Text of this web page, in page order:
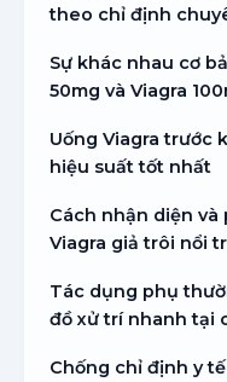
theo chỉ định
Sự khác nhau cơ
50mg và Viagra
Uống Viagra trước
hiệu suất tốt nhất
Cách nhận diện
Viagra giả trôi nổi
Tác dụng phụ
đồ xử trí nhanh tại
Chống chỉ định y